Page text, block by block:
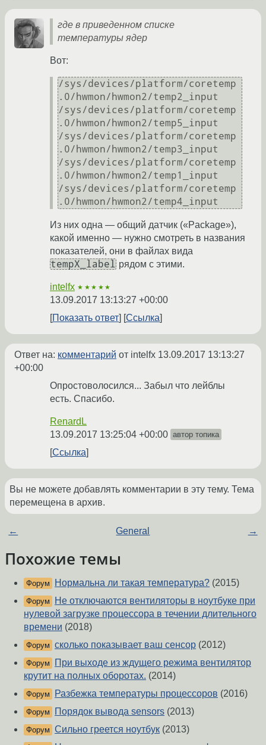
где в приведенном списке
температуры ядер
Вот:
/sys/devices/platform/coretemp
.0/hwmon/hwmon2/temp2_input
/sys/devices/platform/coretemp
.0/hwmon/hwmon2/temp5_input
/sys/devices/platform/coretemp
.0/hwmon/hwmon2/temp3_input
/sys/devices/platform/coretemp
.0/hwmon/hwmon2/temp1_input
/sys/devices/platform/coretemp
Из них одна — общий датчик («Package»),
какой именно — нужно смотреть в названия
показателей, они в файлах вида
tempX_label рядом с этими.
intelfx ★★★★★
13.09.2017 13:13:27 +00:00
Показать ответ
Ссылка
Ответ на: комментарий от intelfx 13.09.2017 13:13:27
+00:00
Опростоволосился... Забыл что лейблы
есть. Спасибо.
RenardL
13.09.2017 13:25:04 +00:00 автор топика
Ссылка
Вы не можете добавлять комментарии в эту тему. Тема
перемещена в архив.
← General →
Похожие темы
Форум Нормальна ли такая температура? (2015)
Форум
Не отключаются вентиляторы в ноутбуке при
нулевой загрузке процессора в течении длительного
времени (2018)
Форум сколько показывает ваш сенсор (2012)
Форум
При выходе из ждущего режима вентилятор
крутит на полных оборотах. (2014)
Форум Разбежка температуры процессоров (2016)
Форум Порядок вывода sensors (2013)
Форум Сильно греется ноутбук (2013)